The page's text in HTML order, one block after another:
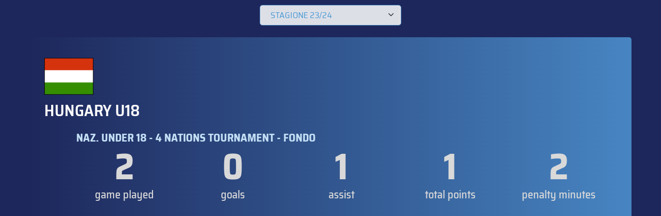
HUNGARY U18
NAZ. UNDER 18 - 4 NATIONS TOURNAMENT - FONDO
2
game played 0
goals 1
assist 1
total points 2
penalty minutes